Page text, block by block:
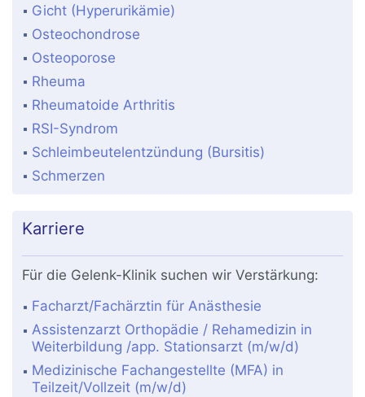
Gicht (Hyperurikämie)
Osteochondrose
Osteoporose
Rheuma
Rheumatoide Arthritis
RSI-Syndrom
Schleimbeutelentzündung (Bursitis)
Schmerzen
Karriere
Für die Gelenk-Klinik suchen wir Verstärkung:
Facharzt/Fachärztin für Anästhesie
Assistenzarzt Orthopädie / Rehamedizin in
Weiterbildung /app. Stationsarzt (m/w/d)
Medizinische Fachangestellte (MFA) in
Teilzeit/Vollzeit (m/w/d)